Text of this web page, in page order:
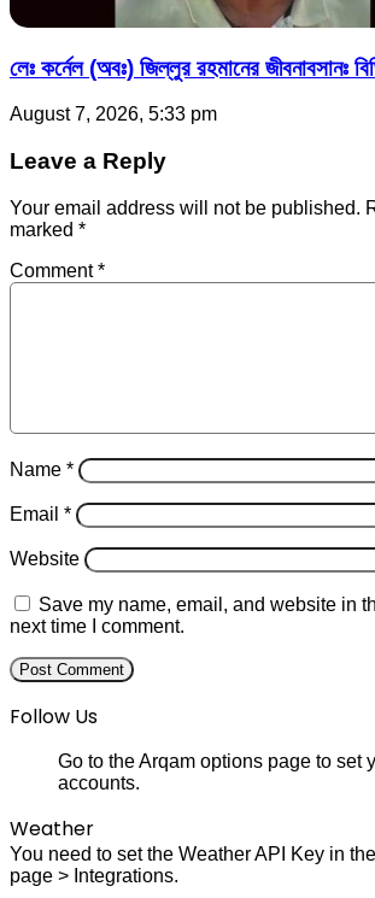
লেঃ কর্নেল (অবঃ) জিল্লুর রহমানের জীবনাবসানঃ
August 7, 2026, 5:33 pm
Leave a Reply
Your email address will not be published.
marked *
Comment*
Name *
Email *
Website
Save my name, email, and website in
next time I comment.
Follow Us
Go to the Arqam options page to set
accounts.
Weather
You need to set the Weather API Key in
page > Integrations.